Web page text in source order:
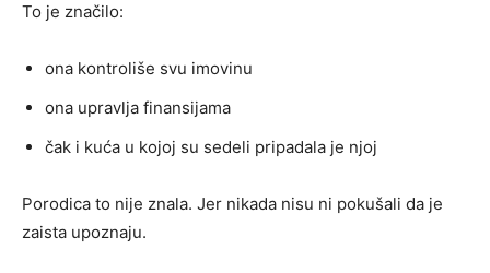
To je značilo:
ona kontroliše svu imovinu
ona upravlja finansijama
čak i kuća u kojoj su sedeli pripadala je njoj
Porodica to nije znala. Jer nikada nisu ni pokušali da je
zaista upoznaju.